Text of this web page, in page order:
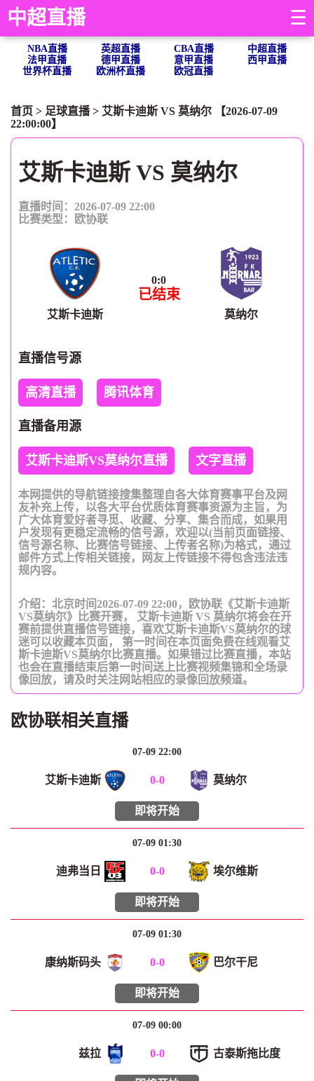
中超直播 ☰
NBA直播 英超直播 CBA直播
中超直播
法甲直播
德甲直播 意甲直播
西甲直播
世界杯直播
欧洲杯直播 欧冠直播
首页 > 足球直播> 艾斯卡迪斯 VS 莫纳尔 【2026-07-09
22:00:00】
艾斯卡迪斯 VS 莫纳尔
直播时间：2026-07-09 22:00
比赛类型：
欧协联
艾斯卡迪斯
0:0
已结束
莫纳尔
直播信号源
高清直播 腾讯体育
直播备用源
艾斯卡迪斯VS莫纳尔直播 文字直播
本网提供的导航链接搜集整理自各大体育赛事平台及网
友补充上传，以各大平台优质体育赛事资源为主旨，为
广大体育爱好者寻觅、收藏、分享、集合而成，如果用
户发现有更稳定流畅的信号源，欢迎以(当前页面链接、
信号源名称、比赛信号链接、上传者名称)为格式，通过
邮件方式上传相关链接，网友上传链接不得包含违法违
规内容。
介绍：北京时间2026-07-09 22:00，欧协联《艾斯卡迪斯
VS莫纳尔》比赛开赛， 艾斯卡迪斯 VS 莫纳尔将会在开
赛前提供直播信号链接，喜欢艾斯卡迪斯VS莫纳尔的球
迷可以收藏本页面， 第一时间在本页面免费在线观看艾
斯卡迪斯VS莫纳尔比赛直播。如果错过比赛直播，本站
也会在直播结束后第一时间送上比赛视频集锦和全场录
像回放，请及时关注网站相应的录像回放频道。
欧协联相关直播
07-09 22:00
艾斯卡迪斯 0-0 莫纳尔
即将开始
07-09 01:30
迪弗当日 0-0 埃尔维斯
即将开始
07-09 01:30
康纳斯码头 0-0 巴尔干尼
即将开始
07-09 00:00
兹拉 0-0 古泰斯拖比度